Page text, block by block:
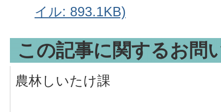
イル: 893.1KB)
この記事に関するお問
農林しいたけ課